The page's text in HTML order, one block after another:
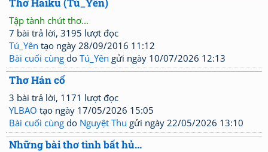
Tập tành chút thơ...
7 bài trả lời, 3195 lượt đọc
Tú_Yên tạo ngày 28/09/2016 11:12
Bài cuối cùng do Tú_Yên gửi ngày 10/07/2026 12:13
Thơ Hán cổ
3 bài trả lời, 1171 lượt đọc
YLBAO tạo ngày 17/05/2026 15:05
Bài cuối cùng do Nguyệt Thu gửi ngày 22/05/2026 13:10
Những bài thơ tình bất hủ...